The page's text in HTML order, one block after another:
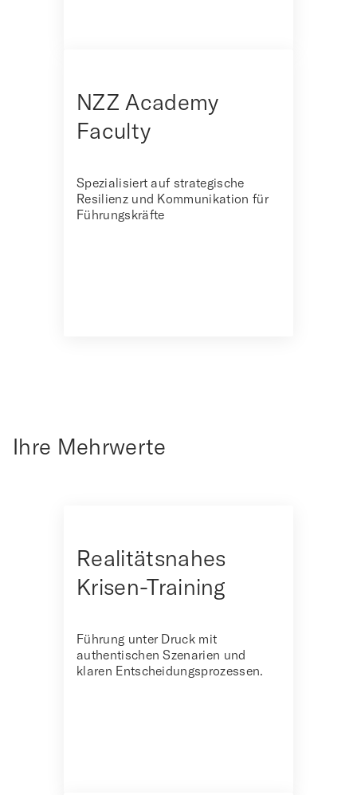
NZZ Academy
Faculty
Spezialisiert auf strategische
Resilienz und Kommunikation für
Führungskräfte
Ihre Mehrwerte
Realitätsnahes
Krisen-Training
Führung unter Druck mit
authentischen Szenarien und
klaren Entscheidungsprozessen.